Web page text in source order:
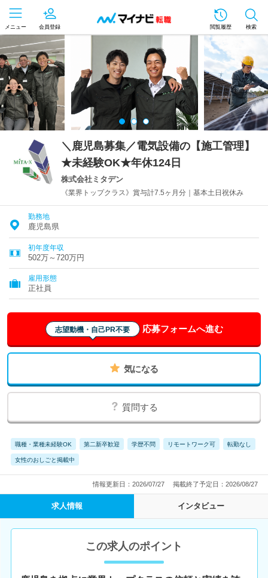
メニュー 会員登録 閲覧履歴 検索
＼鹿児島募集／電気設備の【施工管理】
★未経験OK★年休124日
株式会社ミタデン
《業界トップクラス》賞与計7.5ヶ月分｜基本土日祝休み
勤務地
鹿児島県
初年度年収
502万～720万円
雇用形態
正社員
志望動機・自己PR不要 応募フォームへ進む
気になる
質問する
職種・業種未経験OK 第二新卒歓迎 学歴不問 リモートワーク可 転勤なし
女性のおしごと掲載中
情報更新日：2026/07/27 掲載終了予定日：2026/08/27
求人情報 インタビュー
この求人のポイント